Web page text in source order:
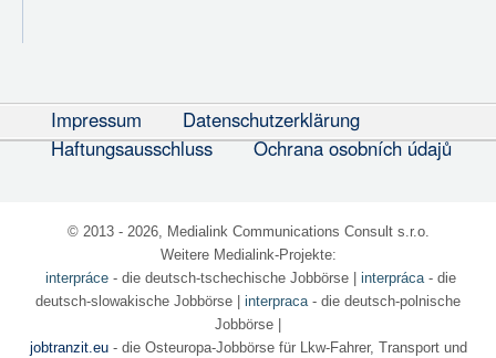
Impressum
Datenschutzerklärung
Haftungsausschluss
Ochrana osobních údajů
© 2013 - 2026, Medialink Communications Consult s.r.o.
Weitere Medialink-Projekte:
interpráce- die deutsch-tschechische Jobbörse| interpráca- die
deutsch-slowakische Jobbörse | interpraca- die deutsch-polnische
Jobbörse |
jobtranzit.eu- die Osteuropa-Jobbörse für Lkw-Fahrer, Transport und